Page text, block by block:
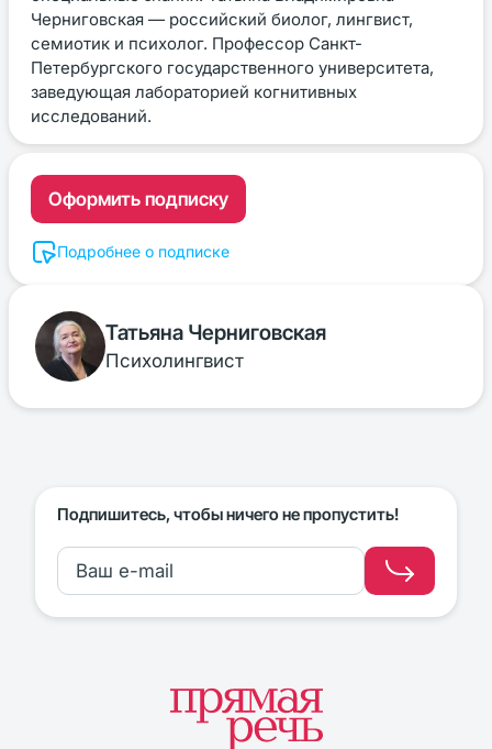
Черниговская — российский биолог, лингвист,
семиотик и психолог. Профессор Санкт-
Петербургского государственного университета,
заведующая лабораторией когнитивных
исследований.
Оформить подписку
Подробнее о подписке
Татьяна Черниговская
Психолингвист
Подпишитесь, чтобы ничего не пропустить!